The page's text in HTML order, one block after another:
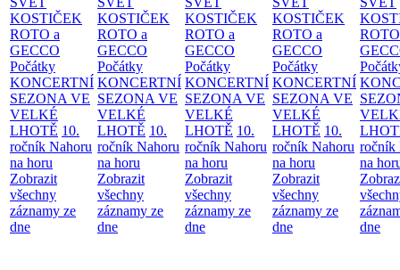
KOSTIČEK
ROTO a
GECCO
Počátky
KONCERTNÍ
SEZONA VE
VELKÉ
LHOTĚ 10.
ročník Nahoru
na horu
Zobrazit
všechny
záznamy ze
dne
KOSTIČEK
ROTO a
GECCO
Počátky
KONCERTNÍ
SEZONA VE
VELKÉ
LHOTĚ 10.
ročník Nahoru
na horu
Zobrazit
všechny
záznamy ze
dne
KOSTIČEK
ROTO a
GECCO
Počátky
KONCERTNÍ
SEZONA VE
VELKÉ
LHOTĚ 10.
ročník Nahoru
na horu
Zobrazit
všechny
záznamy ze
dne
KOSTIČEK
ROTO a
GECCO
Počátky
KONCERTNÍ
SEZONA VE
VELKÉ
LHOTĚ 10.
ročník Nahoru
na horu
Zobrazit
všechny
záznamy ze
dne
ročník
na
dne